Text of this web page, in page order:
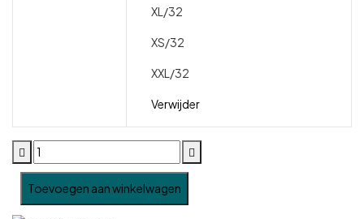
XL/32
XS/32
XXL/32
Verwijder
Toevoegen aan winkelwagen